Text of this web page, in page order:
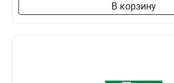
В корзину